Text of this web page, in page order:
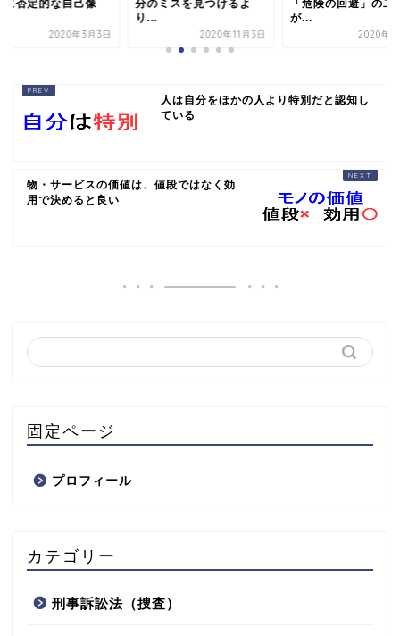
に否定的な自己像
2020年3月3日
分のミスを見つけるよ
り...
2020年11月3日
「危険の回避」の二
が...
2020年5
人は自分をほかの人より特別だと認知し
ている
物・サービスの価値は、値段ではなく効
用で決めると良い
固定ページ
プロフィール
カテゴリー
刑事訴訟法（捜査）